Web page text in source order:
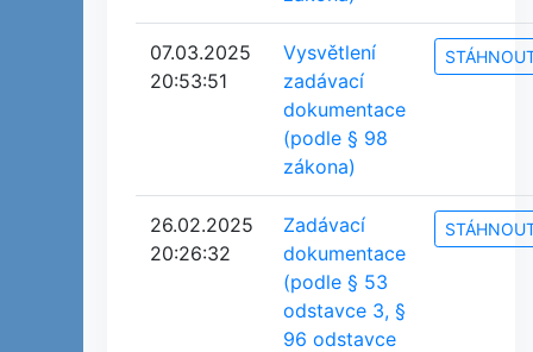
07.03.2025
20:53:51
Vysvětlení
zadávací
dokumentace
(podle § 98
zákona)
26.02.2025
20:26:32
Zadávací
dokumentace
(podle § 53
odstavce 3, §
96 odstavce